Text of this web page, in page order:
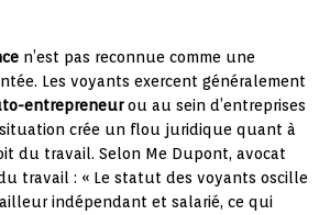
n’est pas reconnue comme une
Les voyants exercent généralement
entrepreneurou au sein d’entreprises
situation crée un flou juridique quant à
du travail. Selon Me Dupont, avocat
travail : « Le statut des voyants oscille
indépendant et salarié, ce qui